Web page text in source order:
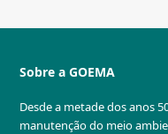
Sobre a GOEMA
Desde a metade dos anos
manutenção do meio